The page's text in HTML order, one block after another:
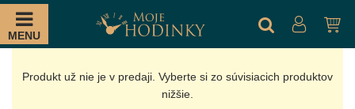
MENU
Produkt už nie je v predaji. Vyberte si zo súvisiacich produktov
nižšie.